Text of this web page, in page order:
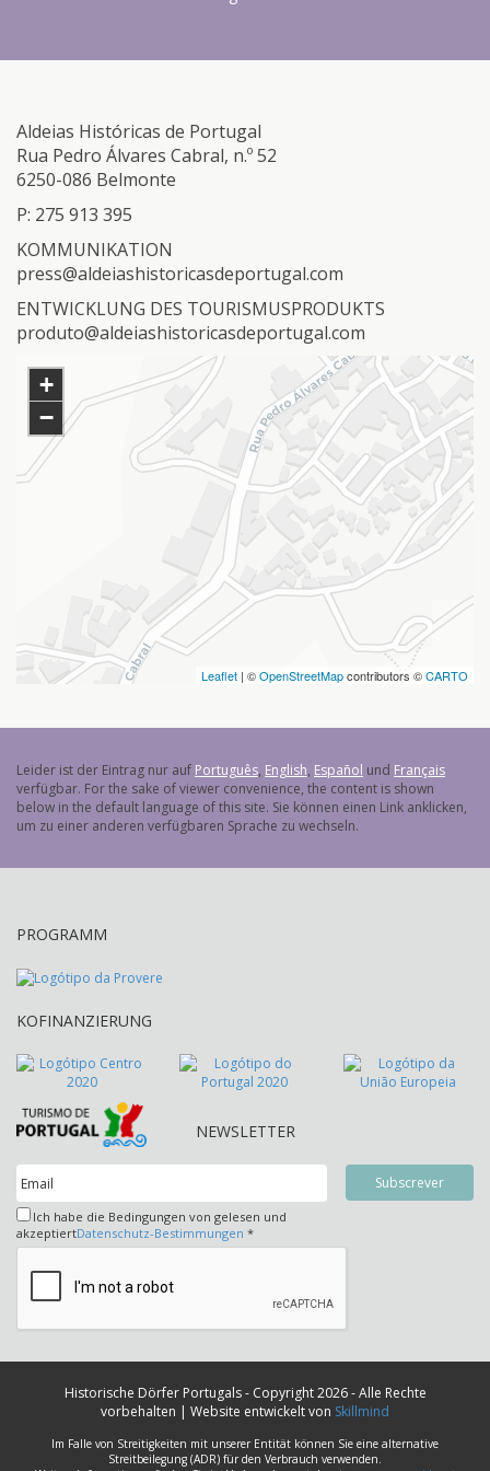
Aldeias Históricas de Portugal
Rua Pedro Álvares Cabral, n.º 52
6250-086 Belmonte
P: 275 913 395
KOMMUNIKATION
press@aldeiashistoricasdeportugal.com
ENTWICKLUNG DES TOURISMUSPRODUKTS
produto@aldeiashistoricasdeportugal.com
+
−
Leaflet | ©OpenStreetMapcontributors ©CARTO
Leider ist der Eintrag nur auf Português, English, Español und Français
verfügbar. For the sake of viewer convenience, the content is shown
below in the default language of this site. Sie können einen Link anklicken,
um zu einer anderen verfügbaren Sprache zu wechseln.
PROGRAMM
KOFINANZIERUNG
NEWSLETTER
Ich habe die Bedingungen von gelesen und
akzeptiertDatenschutz-Bestimmungen *
Historische Dörfer Portugals - Copyright 2026 - Alle Rechte
vorbehalten | Website entwickelt von Skillmind
Im Falle von Streitigkeiten mit unserer Entität können Sie eine alternative
Streitbeilegung (ADR) für den Verbrauch verwenden.